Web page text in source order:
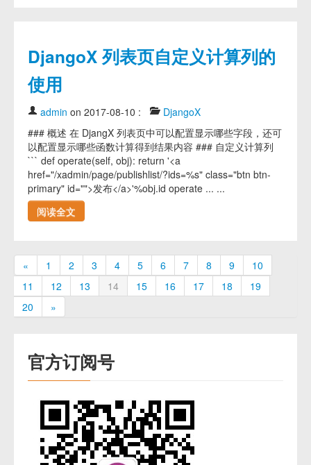
DjangoX 列表页自定义计算列的
使用
admin on 2017-08-10 :
DjangoX
### 概述 在 DjangX 列表页中可以配置显示哪些字段，还可
以配置显示哪些函数计算得到结果内容 ### 自定义计算列
``` def operate(self, obj): return '<a
href="/xadmin/page/publishlist/?ids=%s" class="btn btn-
primary" id="">发布</a>'%obj.id operate ... ...
阅读全文
« 1 2 3 4 5 6 7 8 9
10
11
12 13 14 15 16 17 18
19
20
»
官方订阅号